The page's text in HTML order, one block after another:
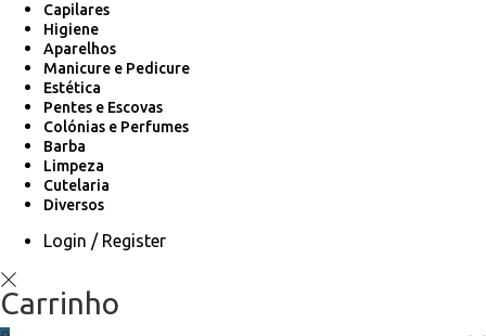
Capilares
Higiene
Aparelhos
Manicure e Pedicure
Estética
Pentes e Escovas
Colónias e Perfumes
Barba
Limpeza
Cutelaria
Diversos
Login / Register
Carrinho